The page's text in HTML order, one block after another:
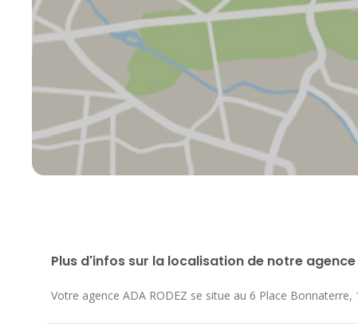
Plus d'infos sur la localisation de notre agence
Votre agence ADA RODEZ se situe au 6 Place Bonnaterre,